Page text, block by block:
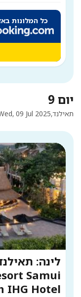
כל המלונות
יום 9
09 Jul 2025תאילנד,
לינה:
Samui
IHG Hotel